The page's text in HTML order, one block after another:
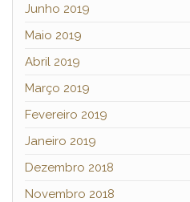
Junho 2019
Maio 2019
Abril 2019
Março 2019
Fevereiro 2019
Janeiro 2019
Dezembro 2018
Novembro 2018